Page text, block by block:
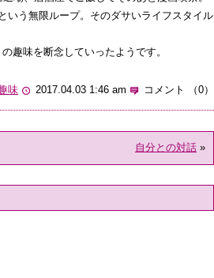
いう無限ループ。そのダサいライフスタイル
趣味を断念していったようです。
味 2017.04.03 1:46 am コメント （0）
自分との対話 »